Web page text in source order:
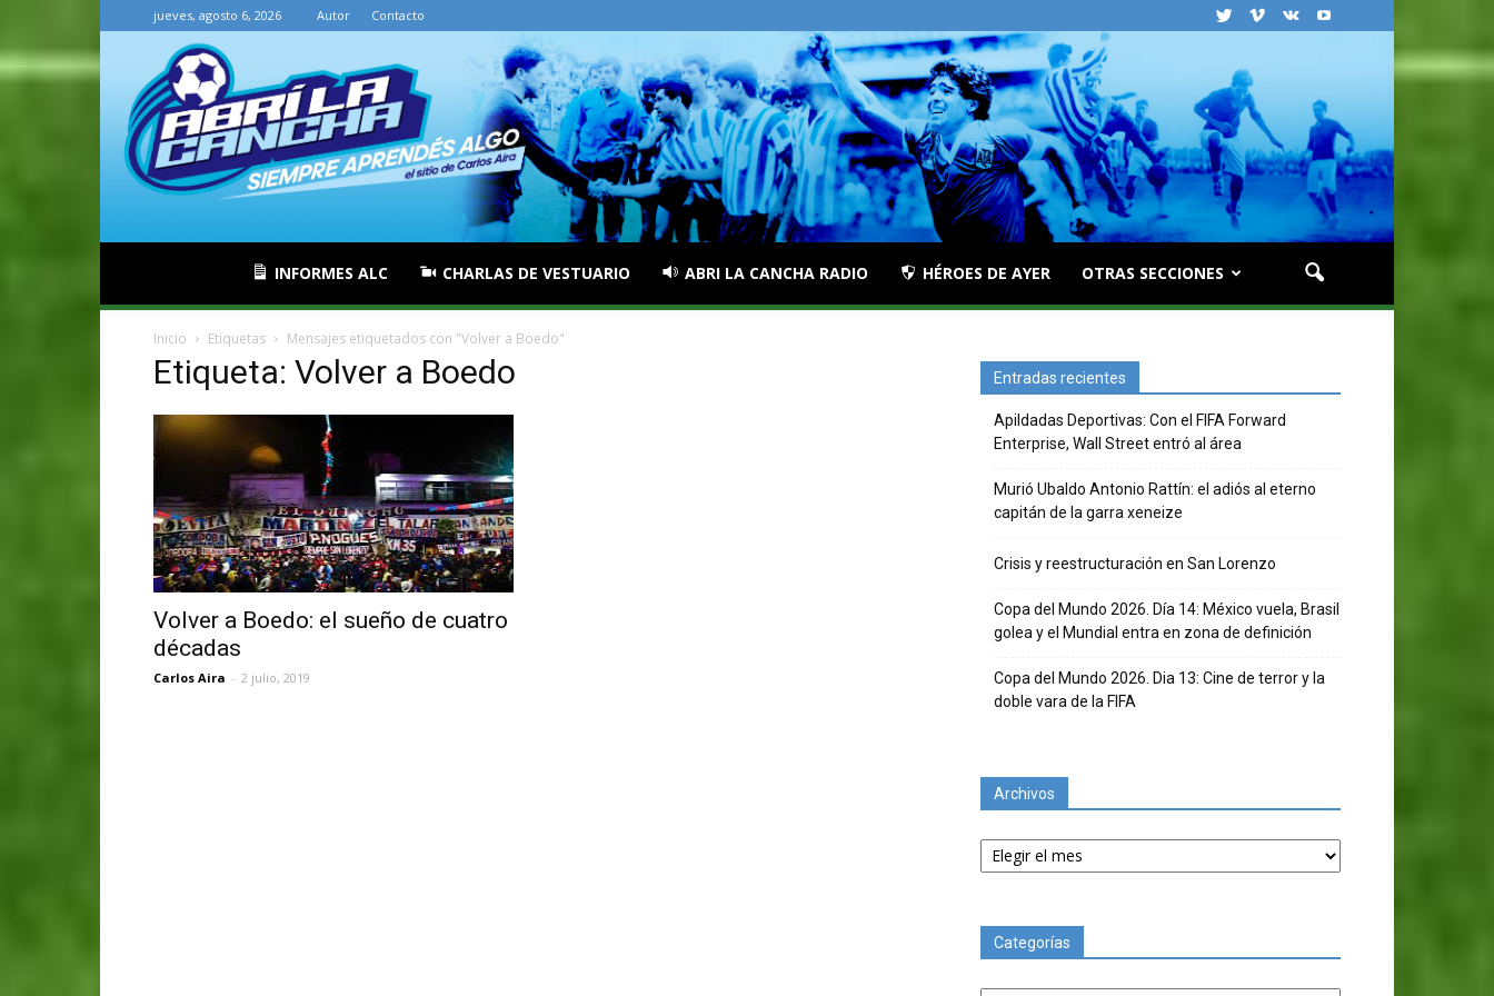
jueves, agosto 6, 2026 Autor Contacto
INFORMES ALC CHARLAS DE VESTUARIO ABRI LA CANCHA RADIO HÉROES DE AYER OTRAS SECCIONES
Inicio Etiquetas Mensajes etiquetados con "Volver a Boedo"
Etiqueta: Volver a Boedo
Volver a Boedo: el sueño de cuatro
décadas
Carlos Aira - 2 julio, 2019
Entradas recientes
Apildadas Deportivas: Con el FIFA Forward
Enterprise, Wall Street entró al área
Murió Ubaldo Antonio Rattín: el adiós al eterno
capitán de la garra xeneize
Crisis y reestructuración en San Lorenzo
Copa del Mundo 2026. Día 14: México vuela, Brasil
golea y el Mundial entra en zona de definición
Copa del Mundo 2026. Dia 13: Cine de terror y la
doble vara de la FIFA
Archivos
Archivos
Categorías
Categorías